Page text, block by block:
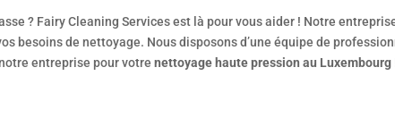
? Fairy Cleaning Services est là pour vous aider ! Notre
besoins de nettoyage. Nous disposons d’une équipe de
entreprise pour votrenettoyage haute pression au Luxembourg